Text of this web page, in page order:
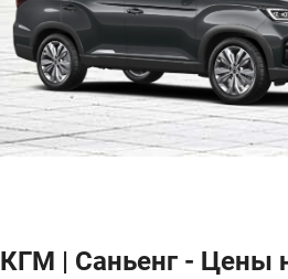
КГМ | Саньенг - Цены